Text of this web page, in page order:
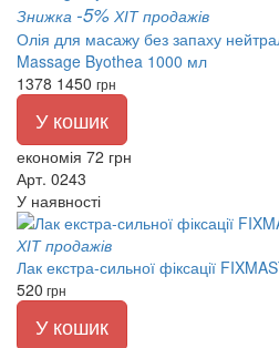
Знижка -5% ХІТ продажів
Олія для масажу без запаху
Massage Byothea 1000 мл
1378 1450 грн
У кошик
економія 72 грн
Арт. 0243
У наявності
ХІТ продажів
Лак екстра-сильної фіксації
520 грн
У кошик